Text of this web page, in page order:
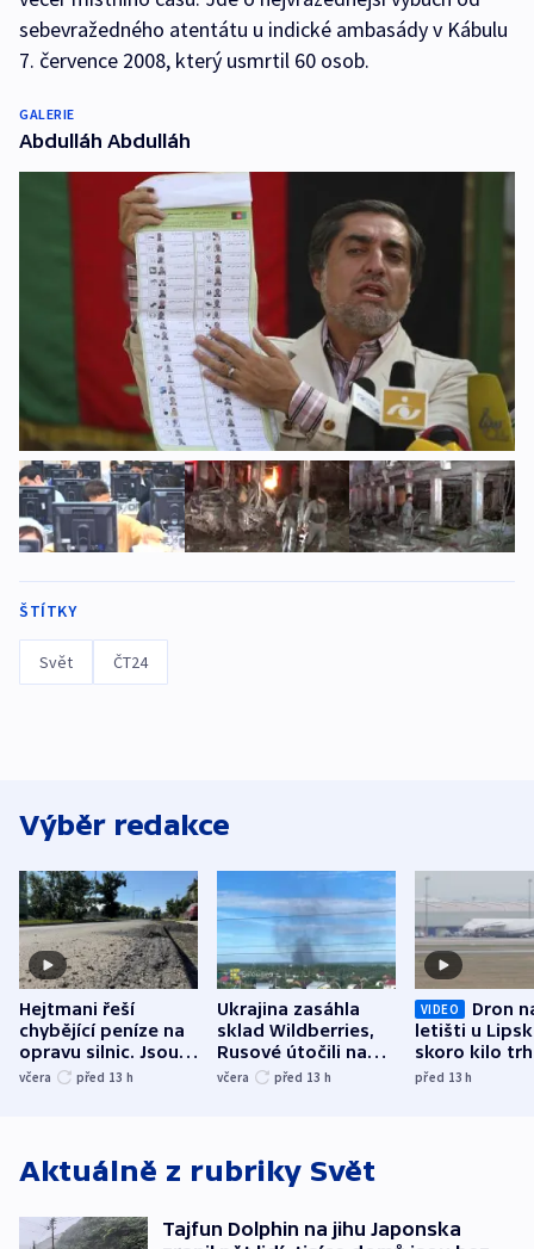
sebevražedného atentátu u indické ambasády v Kábulu
7. července 2008, který usmrtil 60 osob.
GALERIE
Abdulláh Abdulláh
ŠTÍTKY
Svět ČT24
Výběr redakce
Hejtmani řeší
chybějící peníze na
opravu silnic. Jsou
nenárokové, namítá
včera před 13 h
Ukrajina zasáhla
sklad Wildberries,
Rusové útočili na
trh, hasiče či
včera před 13 h
VIDEO
Dron
letišti u
skoro kilo
indicie
před 13h
Aktuálně z rubriky Svět
Tajfun Dolphin na jihu Japonska